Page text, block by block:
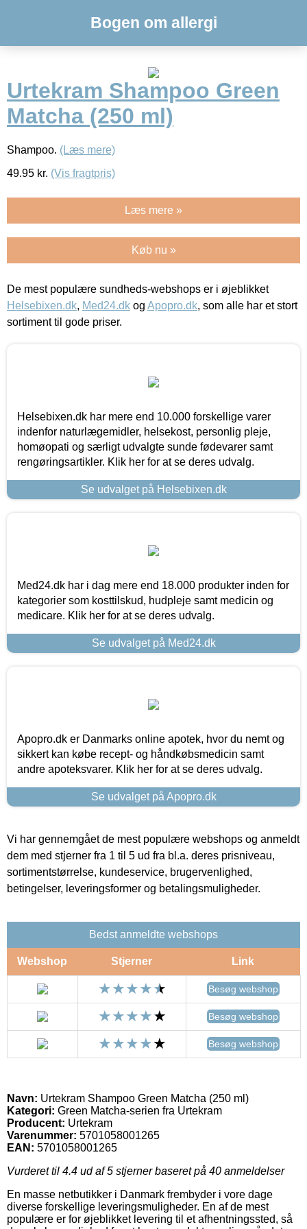
Bogen om allergi
Urtekram Shampoo Green
Matcha (250 ml)
Shampoo. (Læs mere)
49.95 kr. (Vis fragtpris)
Læs mere »
Køb nu »
De mest populære sundheds-webshops er i øjeblikket
Helsebixen.dk, Med24.dk og Apopro.dk, som alle har et stort
sortiment til gode priser.
Helsebixen.dk har mere end 10.000 forskellige varer
indenfor naturlægemidler, helsekost, personlig pleje,
homøopati og særligt udvalgte sunde fødevarer samt
rengøringsartikler. Klik her for at se deres udvalg.
Se udvalget på Helsebixen.dk
Med24.dk har i dag mere end 18.000 produkter inden for
kategorier som kosttilskud, hudpleje samt medicin og
medicare. Klik her for at se deres udvalg.
Se udvalget på Med24.dk
Apopro.dk er Danmarks online apotek, hvor du nemt og
sikkert kan købe recept- og håndkøbsmedicin samt
andre apoteksvarer. Klik her for at se deres udvalg.
Se udvalget på Apopro.dk
Vi har gennemgået de mest populære webshops og anmeldt
dem med stjerner fra 1 til 5 ud fra bl.a. deres prisniveau,
sortimentstørrelse, kundeservice, brugervenlighed,
betingelser, leveringsformer og betalingsmuligheder.
Bedst anmeldte webshops
Webshop Stjerner Link
Besøg webshop
Besøg webshop
Besøg webshop
Navn: Urtekram Shampoo Green Matcha (250 ml)
Kategori: Green Matcha-serien fra Urtekram
Producent: Urtekram
Varenummer: 5701058001265
EAN: 5701058001265
Vurderet til 4.4 ud af 5 stjerner baseret på 40 anmeldelser
En masse netbutikker i Danmark frembyder i vore dage
diverse forskellige leveringsmuligheder. En af de mest
populære er for øjeblikket levering til et afhentningssted, så